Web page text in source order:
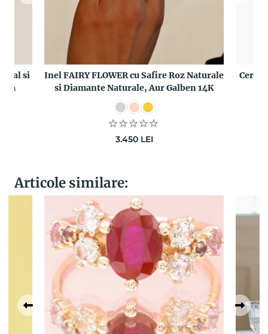
si
Inel FAIRY FLOWER cu Safire Roz Naturale
si Diamante Naturale, Aur Galben 14K
3.450 LEI
Cercei
Articole similare: